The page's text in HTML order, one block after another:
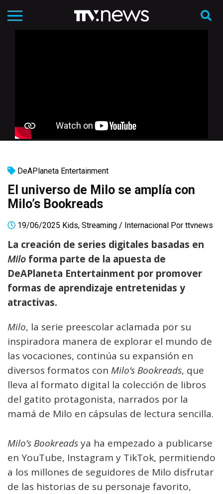
DeAPlaneta Entertainment
El universo de Milo se amplía con
Milo’s Bookreads
19/06/2025 Kids, Streaming / Internacional Por ttvnews
La creación de series digitales basadas en
Milo forma parte de la apuesta de
DeAPlaneta Entertainment por promover
formas de aprendizaje entretenidas y
atractivas.
Milo, la serie preescolar aclamada por su
inspiradora manera de explorar el mundo de
las vocaciones, continúa su expansión en
diversos formatos con Milo’s Bookreads, que
lleva al formato digital la colección de libros
del gatito protagonista, narrados por la
mamá de Milo en cápsulas de lectura sencilla.
Milo’s Bookreadsya ha empezado a publicarse
en YouTube, Instagram y TikTok, permitiendo
a los millones de seguidores de Milo disfrutar
de las historias de su personaje favorito,